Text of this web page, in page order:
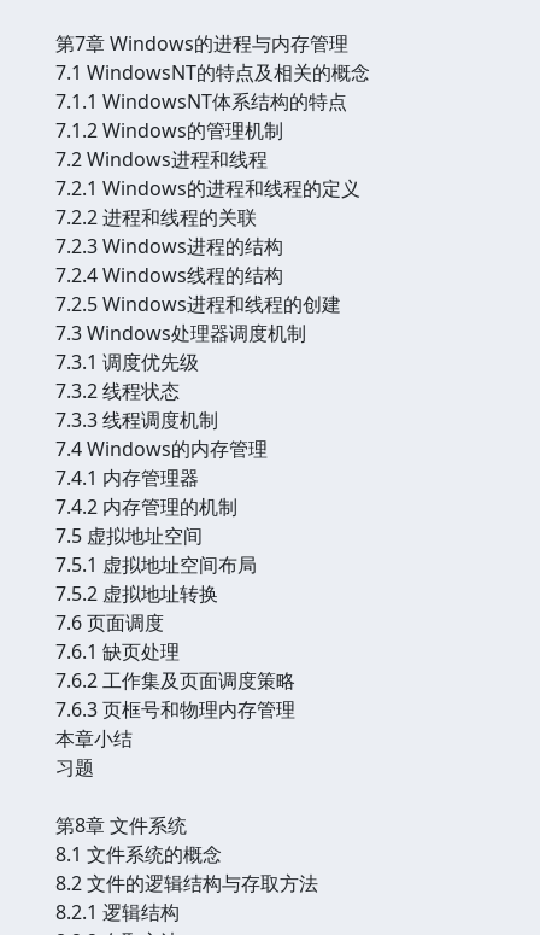
第7章 Windows的进程与内存管理
7.1 WindowsNT的特点及相关的概念
7.1.1 WindowsNT体系结构的特点
7.1.2 Windows的管理机制
7.2 Windows进程和线程
7.2.1 Windows的进程和线程的定义
7.2.2 进程和线程的关联
7.2.3 Windows进程的结构
7.2.4 Windows线程的结构
7.2.5 Windows进程和线程的创建
7.3 Windows处理器调度机制
7.3.1 调度优先级
7.3.2 线程状态
7.3.3 线程调度机制
7.4 Windows的内存管理
7.4.1 内存管理器
7.4.2 内存管理的机制
7.5 虚拟地址空间
7.5.1 虚拟地址空间布局
7.5.2 虚拟地址转换
7.6 页面调度
7.6.1 缺页处理
7.6.2 工作集及页面调度策略
7.6.3 页框号和物理内存管理
本章小结
习题
第8章 文件系统
8.1 文件系统的概念
8.2 文件的逻辑结构与存取方法
8.2.1 逻辑结构